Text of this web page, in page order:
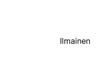
Ilmainen